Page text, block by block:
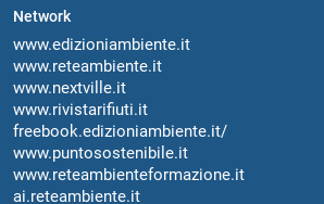
Network
www.edizioniambiente.it
www.reteambiente.it
www.nextville.it
www.rivistarifiuti.it
freebook.edizioniambiente.it/
www.puntosostenibile.it
www.reteambienteformazione.it
ai.reteambiente.it